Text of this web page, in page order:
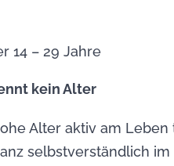
14 – 29 Jahre
kein Alter
Alter aktiv am Leben
selbstverständlich im